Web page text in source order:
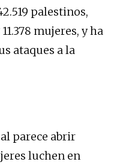
palestinos,
mujeres, y ha
ataques a la
parece abrir
luchen en